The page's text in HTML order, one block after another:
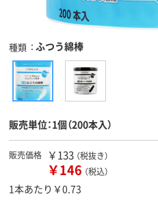
種類 ふつう綿棒
販売単位：1個（200本入）
販売価格 ￥133 （税抜き）
￥146 （税込）
1本あたり￥0.73